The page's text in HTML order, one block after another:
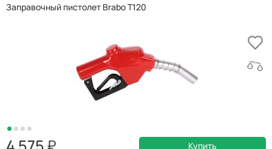
Заправочный пистолет Brabo T120
Купить